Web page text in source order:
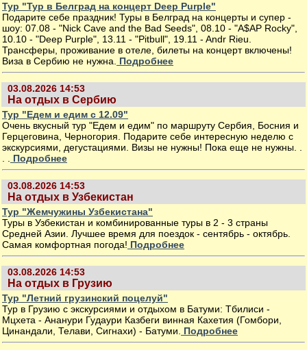
Тур "Тур в Белград на концерт Deep Purple"
Подарите себе праздник! Туры в Белград на концерты и супер -
шоу: 07.08 - "Nick Cave and the Bad Seeds", 08.10 - "A$AP Rocky",
10.10 - "Deep Purple", 13.11 - "Pitbull", 19.11 - Andr Rieu.
Трансферы, проживание в отеле, билеты на концерт включены!
Виза в Сербию не нужна.
Подробнее
03.08.2026 14:53
На отдых в Сербию
Тур "Едем и едим с 12.09"
Очень вкусный тур "Едем и едим" по маршруту Сербия, Босния и
Герцеговина, Черногория. Подарите себе интересную неделю с
экскурсиями, дегустациями. Визы не нужны! Пока еще не нужны. .
Подробнее
03.08.2026 14:53
На отдых в Узбекистан
Тур "Жемчужины Узбекистана"
Туры в Узбекистан и комбинированные туры в 2 - 3 страны
Средней Азии. Лучшее время для поездок - сентябрь - октябрь.
Самая комфортная погода! Подробнее
03.08.2026 14:53
На отдых в Грузию
Тур "Летний грузинский поцелуй"
Тур в Грузию с экскурсиями и отдыхом в Батуми: Тбилиси -
Мцхета - Ананури Гудаури Казбеги винная Кахетия (Гомбори,
Цинандали, Телави, Сигнахи) - Батуми.
Подробнее